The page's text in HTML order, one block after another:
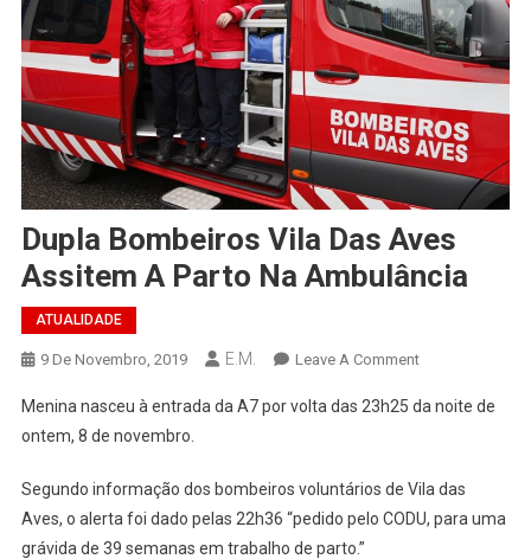
Dupla Bombeiros Vila Das Aves
Assitem A Parto Na Ambulância
ATUALIDADE
9 De Novembro, 2019 E.M. Leave A CommentOn
Bombeiros
Aves
Assitem
Menina nasceu à entrada da A7 por volta das 23h25 da noite de
ontem, 8 de novembro.
Segundo informação dos bombeiros voluntários de Vila das
Aves, o alerta foi dado pelas 22h36 “pedido pelo CODU, para uma
grávida de 39 semanas em trabalho de parto.”